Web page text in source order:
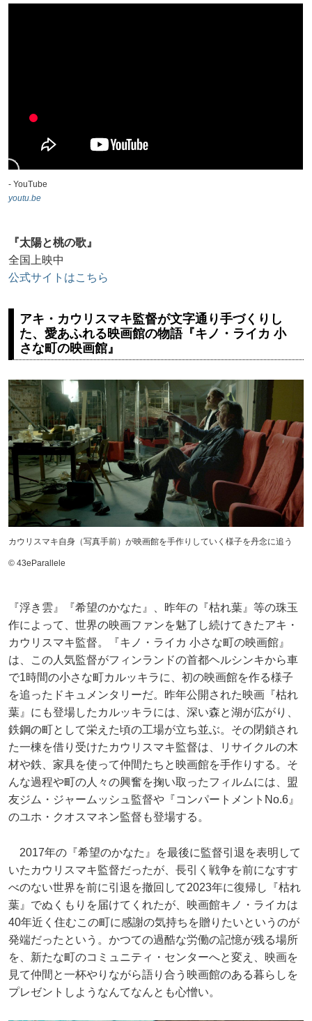
- YouTube
youtu.be
『太陽と桃の歌』
全国上映中
公式サイトはこちら
アキ・カウリスマキ監督が文字通り手づくりし
た、愛あふれる映画館の物語『キノ・ライカ 小
さな町の映画館』
カウリスマキ自身（写真手前）が映画館を手作りしていく様子を丹念に追う
© 43eParallele
『浮き雲』『希望のかなた』、昨年の『枯れ葉』等の珠玉
作によって、世界の映画ファンを魅了し続けてきたアキ・
カウリスマキ監督。『キノ・ライカ 小さな町の映画館』
は、この人気監督がフィンランドの首都ヘルシンキから車
で1時間の小さな町カルッキラに、初の映画館を作る様子
を追ったドキュメンタリーだ。昨年公開された映画『枯れ
葉』にも登場したカルッキラには、深い森と湖が広がり、
鉄鋼の町として栄えた頃の工場が立ち並ぶ。その閉鎖され
た一棟を借り受けたカウリスマキ監督は、リサイクルの木
材や鉄、家具を使って仲間たちと映画館を手作りする。そ
んな過程や町の人々の興奮を掬い取ったフィルムには、盟
友ジム・ジャームッシュ監督や『コンパートメントNo.6』
のユホ・クオスマネン監督も登場する。
2017年の『希望のかなた』を最後に監督引退を表明して
いたカウリスマキ監督だったが、長引く戦争を前になすす
べのない世界を前に引退を撤回して2023年に復帰し『枯れ
葉』でぬくもりを届けてくれたが、映画館キノ・ライカは
40年近く住むこの町に感謝の気持ちを贈りたいというのが
発端だったという。かつての過酷な労働の記憶が残る場所
を、新たな町のコミュニティ・センターへと変え、映画を
見て仲間と一杯やりながら語り合う映画館のある暮らしを
プレゼントしようなんてなんとも心憎い。